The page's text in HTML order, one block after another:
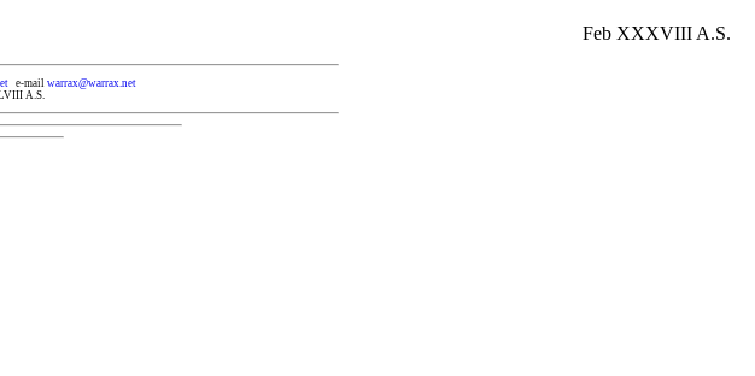
Feb XXXVIII A.S.
e-mail warrax@warrax.net
A.S.